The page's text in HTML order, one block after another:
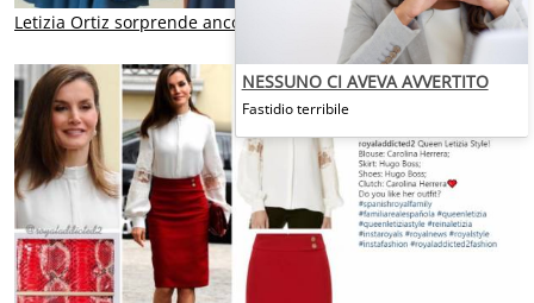
Letizia Ortiz sorprende ancora: gonna midi e tacchi FOTO
NESSUNO CI AVEVA AVVERTITO
Fastidio terribile